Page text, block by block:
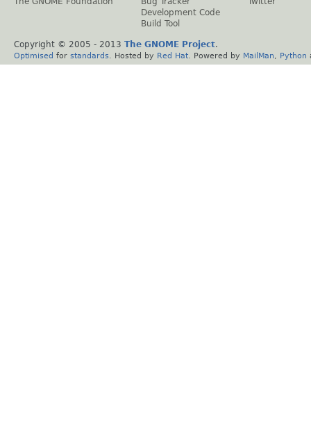
Development Code
Build Tool
Copyright © 2005 - 2013 The GNOME Project.
Optimised for standards . Hosted by Red Hat . Powered by MailMan Python